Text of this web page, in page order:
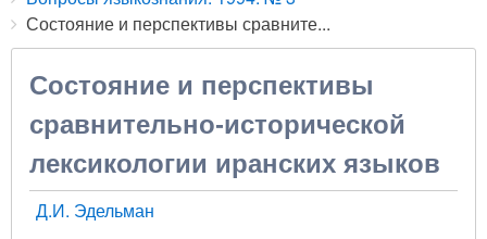
Состояние и перспективы сравните...
Состояние и перспективы
сравнительно-исторической
лексикологии иранских языков
Д.И. Эдельман